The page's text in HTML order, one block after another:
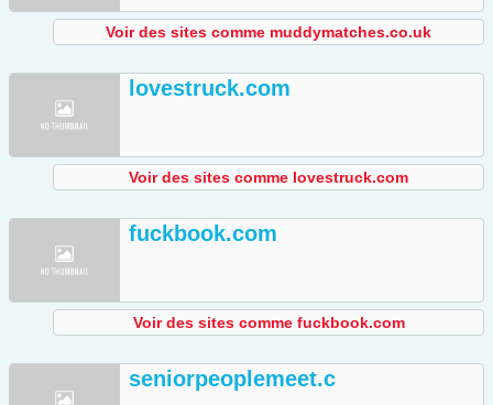
Voir des sites comme muddymatches.co.uk
lovestruck.com
Voir des sites comme lovestruck.com
fuckbook.com
Voir des sites comme fuckbook.com
seniorpeoplemeet.c